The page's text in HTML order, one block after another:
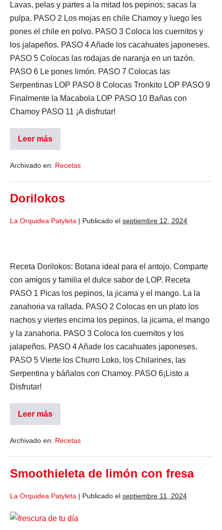
Lavas, pelas y partes a la mitad los pepinos; sacas la
pulpa. PASO 2 Los mojas en chile Chamoy y luego les
pones el chile en polvo. PASO 3 Coloca los cuernitos y
los jalapeños. PASO 4 Añade los cacahuates japoneses.
PASO 5 Colocas las rodajas de naranja en un tazón.
PASO 6 Le pones limón. PASO 7 Colocas las
Serpentinas LOP PASO 8 Colocas Tronkito LOP PASO 9
Finalmente la Macabola LOP PASO 10 Bañas con
Chamoy PASO 11 ¡A disfrutar!
Leer más
Archivado en: Recetas
Dorilokos
La Orquidea Patyleta | Publicado el septiembre 12, 2024
Receta Dorilokos: Botana ideal para el antojo. Comparte
con amigos y familia el dulce sabor de LOP. Receta
PASO 1 Picas los pepinos, la jicama y el mango. La la
zanahoria va rallada. PASO 2 Colocas en un plato los
nachos y viertes encima los pepinos, la jicama, el mango
y la zanahoria. PASO 3 Coloca los cuernitos y los
jalapeños. PASO 4 Añade los cacahuates japoneses.
PASO 5 Vierte los Churro Loko, los Chilarines, las
Serpentina y báñalos con Chamoy. PASO 6¡Listo a
Disfrutar!
Leer más
Archivado en: Recetas
Smoothieleta de limón con fresa
La Orquidea Patyleta | Publicado el septiembre 11, 2024